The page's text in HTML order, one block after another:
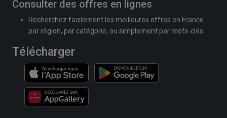
Consulter des offres en lignes
Recherchez facilement les meilleures offres en France
par région, par catégorie, ou simplement par mots-clés.
Télécharger